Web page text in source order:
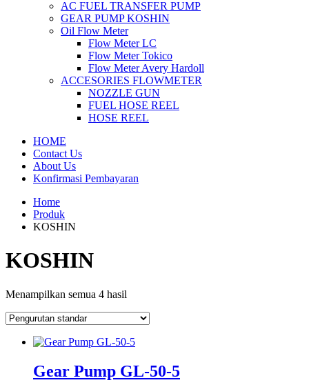
AC FUEL TRANSFER PUMP
GEAR PUMP KOSHIN
Oil Flow Meter
Flow Meter LC
Flow Meter Tokico
Flow Meter Avery Hardoll
ACCESORIES FLOWMETER
NOZZLE GUN
FUEL HOSE REEL
HOSE REEL
HOME
Contact Us
About Us
Konfirmasi Pembayaran
Home
Produk
KOSHIN
KOSHIN
Menampilkan semua 4 hasil
Gear Pump GL-50-5